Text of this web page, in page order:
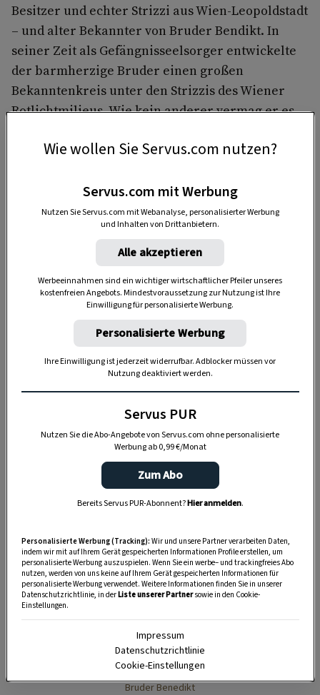
Besitzer und echter Strizzi aus Wien-Leopoldstadt
– und alter Bekannter von Bruder Bendikt. In
seiner Zeit als Gefängnisseelsorger entwickelte
der barmherzige Bruder einen großen
Bekanntenkreis unter den Strizzis des Wiener
Rotlichtmilieus. Wie kein anderer vermag er es,
blicken. Selbst nach seiner Versetzung ins
mancher Wiener Strizzi den Weg in Bruder
Benedikts Beichtstuhl.
Anzeige
Die Ermittlungen der Kriminalinspektorin
der Mönch alles daran, den Täter selbst zu finden
– und die Welt hat mit Bruder Benedikt einen
wunderbar unkonventionellen Ermittler mehr.
Die Strizzis kommen eher in den
Himmel als die Pharisäer.
Bruder Benedikt
Wie wollen Sie Servus.com nutzen?
Servus.com mit Werbung
Nutzen Sie Servus.com mit Webanalyse, personalisierter Werbung
und Inhalten von Drittanbietern.
Alle akzeptieren
Werbeeinnahmen sind ein wichtiger wirtschaftlicher Pfeiler unseres
kostenfreien Angebots. Mindestvoraussetzung zur Nutzung ist Ihre
Einwilligung für personalisierte Werbung.
Personalisierte Werbung
Ihre Einwilligung ist jederzeit widerrufbar. Adblocker müssen vor
Nutzung deaktiviert werden.
Servus PUR
Nutzen Sie die Abo-Angebote von Servus.com ohne personalisierte
Werbung ab 0,99 €/Monat
Zum Abo
Bereits Servus PUR-Abonnent?Hier anmelden.
Personalisierte Werbung (Tracking): Wir und unsere Partner verarbeiten Daten,
indem wir mit auf Ihrem Gerät gespeicherten Informationen Profile erstellen, um
personalisierte Werbung auszuspielen. Wenn Sie ein werbe– und trackingfreies Abo
nutzen, werden von uns keine auf Ihrem Gerät gespeicherten Informationen für
personalisierte Werbung verwendet. Weitere Informationen finden Sie in unserer
Datenschutzrichtlinie, in derListe unserer Partnersowie in den Cookie-
Einstellungen.
Impressum
Datenschutzrichtlinie
Cookie-Einstellungen